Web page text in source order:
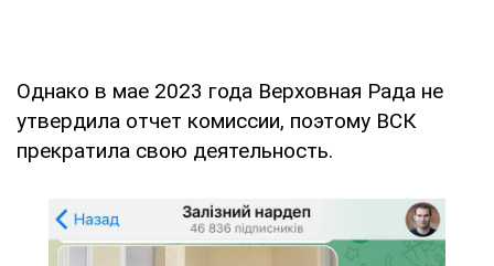
Однако в мае 2023 года Верховная Рада не
утвердила отчет комиссии, поэтому ВСК
прекратила свою деятельность.